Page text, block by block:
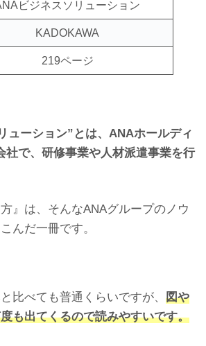
ビジネスソリューション
KADOKAWA
219ページ
ューション”とは、ANAホールディ
社で、研修事業や人材派遣事業を行
』は、そんなANAグループのノウ
んだ一冊です。
比べても普通くらいですが、 図や
も出てくるので読みやすいです。